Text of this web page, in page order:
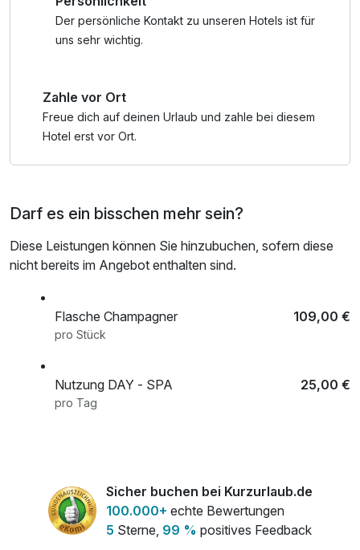
Der persönliche Kontakt zu unseren Hotels ist für
uns sehr wichtig.
Zahle vor Ort
Freue dich auf deinen Urlaub und zahle bei diesem
Hotel erst vor Ort.
Darf es ein bisschen mehr sein?
Diese Leistungen können Sie hinzubuchen, sofern diese
nicht bereits im Angebot enthalten sind.
Flasche Champagner 109,00 €
pro Stück
Nutzung DAY - SPA 25,00 €
pro Tag
Sicher buchen bei Kurzurlaub.de
100.000+ echte Bewertungen
5 Sterne, 99 % positives Feedback